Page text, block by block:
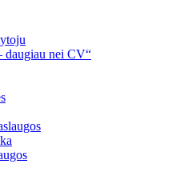
daugiau nei CV“